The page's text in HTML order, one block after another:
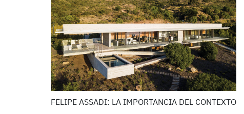
FELIPE ASSADI: LA IMPORTANCIA DEL CONTEXTO